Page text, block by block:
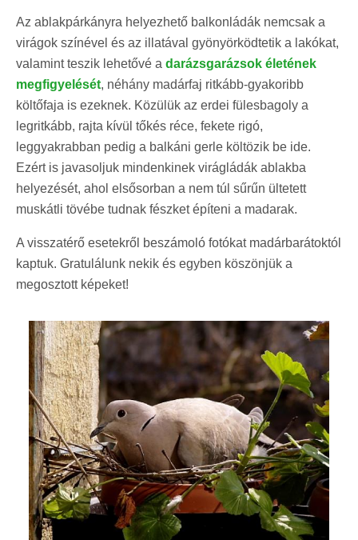
Az ablakpárkányra helyezhető balkonládák nemcsak a
virágok színével és az illatával gyönyörködtetik a lakókat,
valamint teszik lehetővé a darázsgarázsok életének
megfigyelését, néhány madárfaj ritkább-gyakoribb
költőfaja is ezeknek. Közülük az erdei fülesbagoly a
legritkább, rajta kívül tőkés réce, fekete rigó,
leggyakrabban pedig a balkáni gerle költözik be ide.
Ezért is javasoljuk mindenkinek virágládák ablakba
helyezését, ahol elsősorban a nem túl sűrűn ültetett
muskátli tövébe tudnak fészket építeni a madarak.
A visszatérő esetekről beszámoló fotókat madárbarátoktól
kaptuk. Gratulálunk nekik és egyben köszönjük a
megosztott képeket!